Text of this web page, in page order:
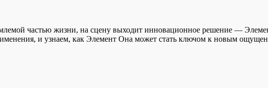
частью жизни, на сцену выходит инновационное решение —
и узнаем, как Элемент Она может стать ключом к новым